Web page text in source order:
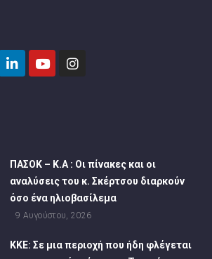
ΠΑΣΟΚ – Κ.Α : Οι πίνακες και οι
αναλύσεις του κ. Σκέρτσου διαρκούν
όσο ένα ηλιοβασίλεμα
9 Αυγούστου, 2026
ΚΚΕ: Σε μια περιοχή που ήδη φλέγεται